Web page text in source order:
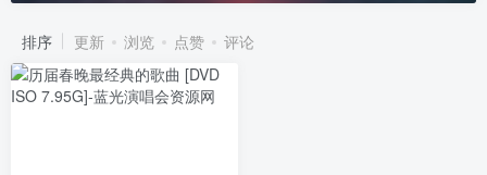
排序 更新 浏览 点赞 评论